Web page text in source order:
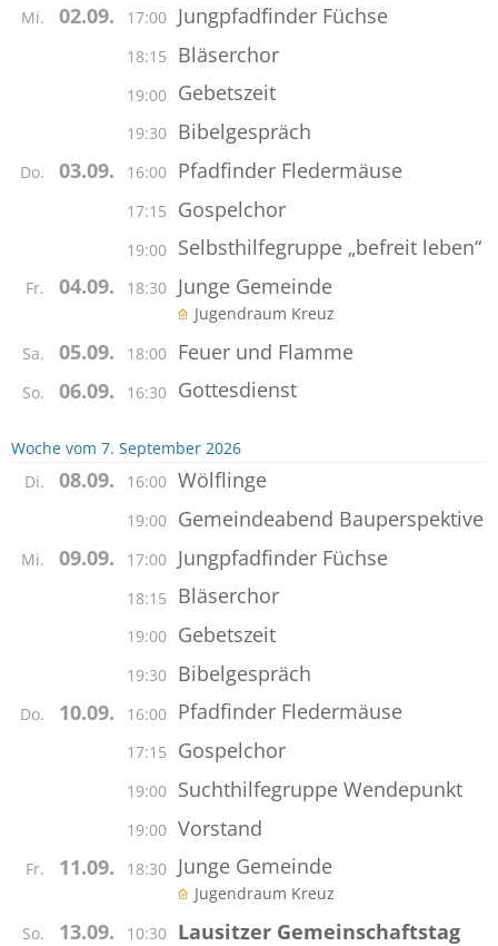
Mi.
02.09. 17:00 Jungpfadfinder Füchse
18:15 Bläserchor
19:00 Gebetszeit
19:30 Bibelgespräch
Do. 03.09. 16:00 Pfadfinder Fledermäuse
17:15 Gospelchor
19:00 Selbsthilfegruppe „befreit leben“
Fr. 04.09. 18:30 Junge Gemeinde
Jugendraum Kreuz
Sa.
05.09. 18:00 Feuer und Flamme
So. 06.09. 16:30 Gottesdienst
Woche vom 7. September 2026
Di.
08.09. 16:00 Wölflinge
19:00 Gemeindeabend Bauperspektive
Mi. 09.09. 17:00 Jungpfadfinder Füchse
18:15 Bläserchor
19:00 Gebetszeit
19:30 Bibelgespräch
Do. 10.09. 16:00 Pfadfinder Fledermäuse
17:15 Gospelchor
19:00 Suchthilfegruppe Wendepunkt
19:00 Vorstand
Fr. 11.09. 18:30 Junge Gemeinde
Jugendraum Kreuz
So.
13.09. 10:30 Lausitzer Gemeinschaftstag